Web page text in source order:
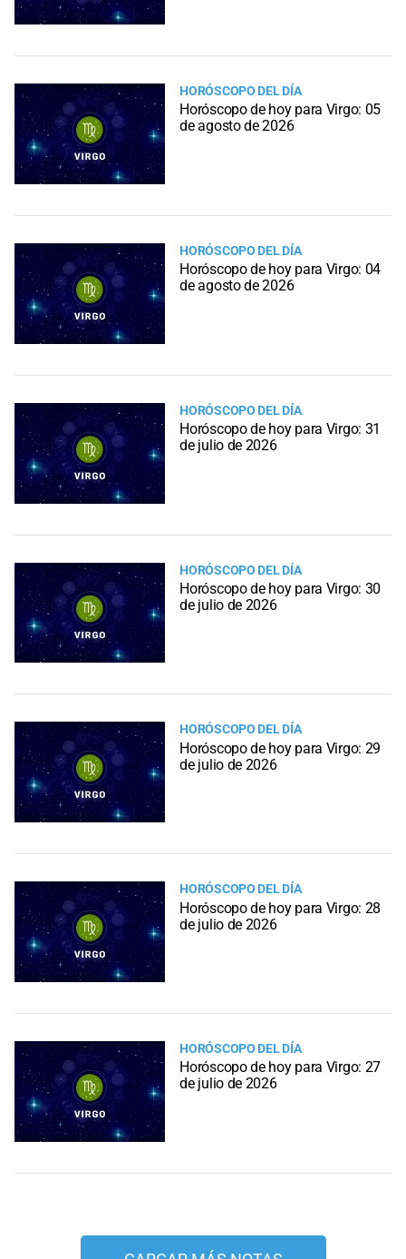
HORÓSCOPO DEL DÍA
Horóscopo de hoy para Virgo: 05
de agosto de 2026
HORÓSCOPO DEL DÍA
Horóscopo de hoy para Virgo: 04
de agosto de 2026
HORÓSCOPO DEL DÍA
Horóscopo de hoy para Virgo: 31
de julio de 2026
HORÓSCOPO DEL DÍA
Horóscopo de hoy para Virgo: 30
de julio de 2026
HORÓSCOPO DEL DÍA
Horóscopo de hoy para Virgo: 29
de julio de 2026
HORÓSCOPO DEL DÍA
Horóscopo de hoy para Virgo: 28
de julio de 2026
HORÓSCOPO DEL DÍA
Horóscopo de hoy para Virgo: 27
de julio de 2026